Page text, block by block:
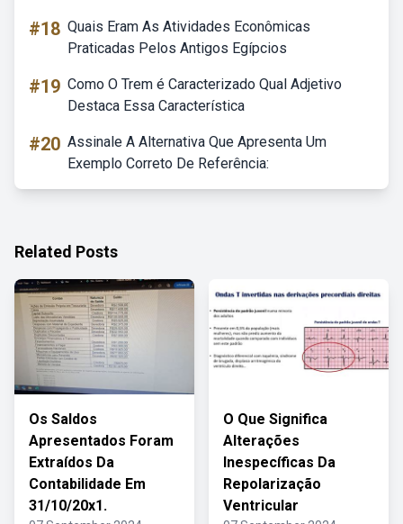
#18 Quais Eram As Atividades Econômicas
Praticadas Pelos Antigos Egípcios
#19 Como O Trem é Caracterizado Qual Adjetivo
Destaca Essa Característica
#20 Assinale A Alternativa Que Apresenta Um
Exemplo Correto De Referência:
Related Posts
Os Saldos
Apresentados Foram
Extraídos Da
Contabilidade Em
31/10/20x1.
O Que Significa
Alterações
Inespecíficas Da
Repolarização
Ventricular